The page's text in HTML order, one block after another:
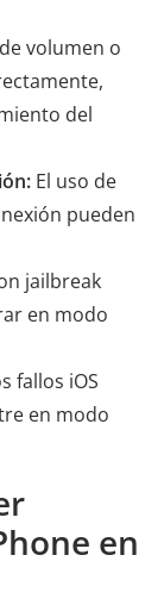
volumen o
del
El uso de
pueden
jailbreak
en modo
fallos iOS
en modo
en